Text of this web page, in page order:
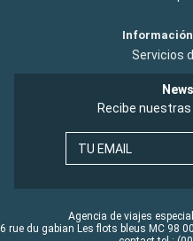
Servicios
Recibe
TU EMAIL
Agencia de viajes
rue du gabian Les flots bleus MC 98